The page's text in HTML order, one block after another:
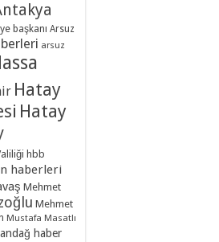
başkanı Arsuz
arsuz
Hatay
Hatay
hbb
haberleri
Mehmet
Mehmet
Mustafa Masatlı
haber